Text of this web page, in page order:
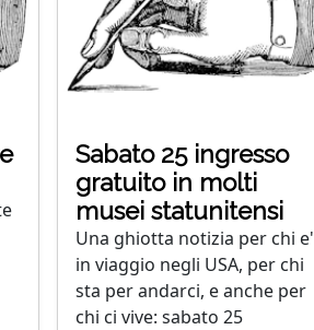
Sabato 25 ingresso
gratuito in molti
musei statunitensi
Una ghiotta notizia per chi e'
in viaggio negli USA, per chi
sta per andarci, e anche per
chi ci vive: sabato 25